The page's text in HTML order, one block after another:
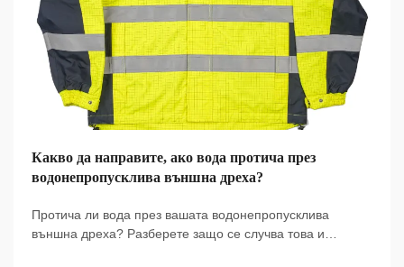
Какво да направите, ако вода протича през
водонепропусклива външна дреха?
Протича ли вода през вашата водонепропусклива
външна дреха? Разберете защо се случва това и